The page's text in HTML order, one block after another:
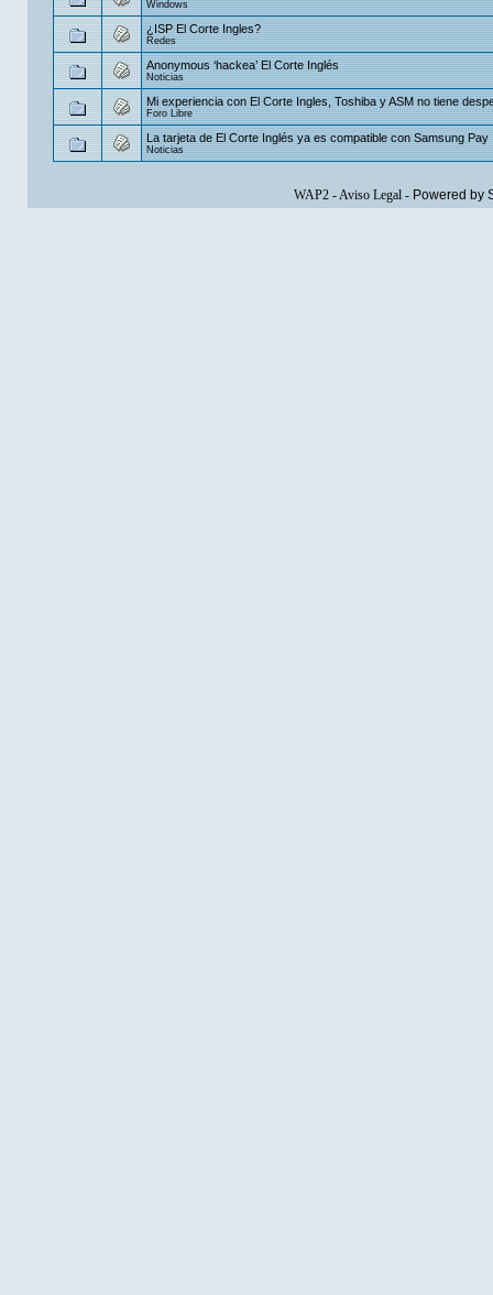
Windows
¿ISP El Corte Ingles?
Redes
Anonymous ‘hackea’ El Corte Inglés
Noticias
Mi experiencia con El Corte Ingles, Toshiba y ASM no tiene
Foro Libre
La tarjeta de El Corte Inglés ya es compatible con Samsung Pay
Noticias
WAP2-Aviso Legal- Powered by